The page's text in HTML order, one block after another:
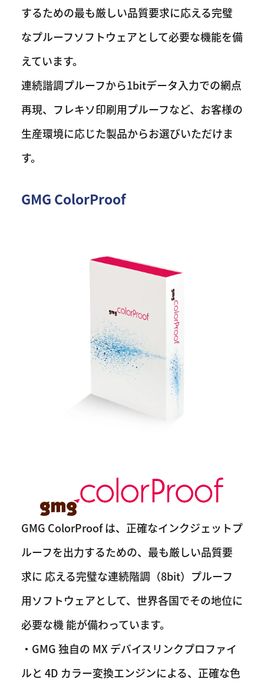
するための最も厳しい品質要求に応える完璧
なプルーフソフトウェアとして必要な機能を備
えています。
連続諧調プルーフから1bitデータ入力での網点
再現、フレキソ印刷用プルーフなど、お客様の
生産環境に応じた製品からお選びいただけま
す。
GMG ColorProof
GMG ColorProof は、正確なインクジェットプ
ルーフを出力するための、最も厳しい品質要
求に 応える完璧な連続階調（8bit）プルーフ
用ソフトウェアとして、世界各国でその地位に
必要な機 能が備わっています。
・GMG 独自の MX デバイスリンクプロファイ
ルと 4D カラー変換エンジンによる、正確な色